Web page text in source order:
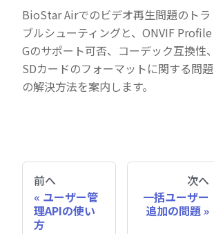
BioStar Airでのビデオ再生問題のトラ
ブルシューティングと、ONVIF Profile
Gのサポート可否、コーデック互換性、
SDカードのフォーマットに関する問題
の解決方法を案内します。
前へ
ユーザー管
理APIの使い
方
次へ
一括ユーザー
追加の問題